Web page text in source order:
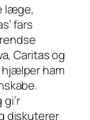
læge,
fars
Caritas og
hjælper ham
diskuterer